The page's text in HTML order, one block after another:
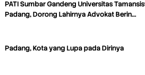
PATI Sumbar Gandeng Universitas
Padang, Dorong Lahirnya Advokat Berin…
Padang, Kota yang Lupa pada Dirinya